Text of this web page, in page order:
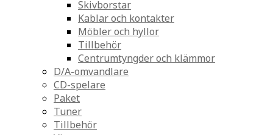
Skivborstar
Kablar och kontakter
Möbler och hyllor
Tillbehör
Centrumtyngder och klämmor
D/A-omvandlare
CD-spelare
Paket
Tuner
Tillbehör